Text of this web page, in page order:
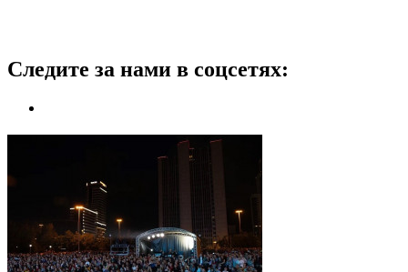
Следите за нами в соцсетях: